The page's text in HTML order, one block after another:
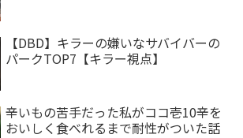
【DBD】キラーの嫌いなサバイバーの
パークTOP7【キラー視点】
辛いもの苦手だった私がココ壱10辛を
おいしく食べれるまで耐性がついた話